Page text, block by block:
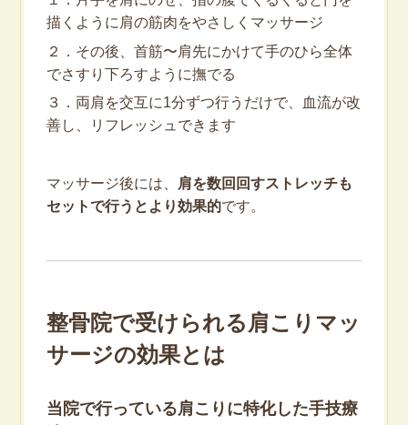
描くように肩の筋肉をやさしくマッサージ
２．その後、首筋〜肩先にかけて手のひら全体
でさすり下ろすように撫でる
３．両肩を交互に1分ずつ行うだけで、血流が改
善し、リフレッシュできます
マッサージ後には、
肩を数回回すストレッチも
セットで行うとより効果的です。
整骨院で受けられる肩こりマッ
サージの効果とは
当院で行っている肩こりに特化した手技療